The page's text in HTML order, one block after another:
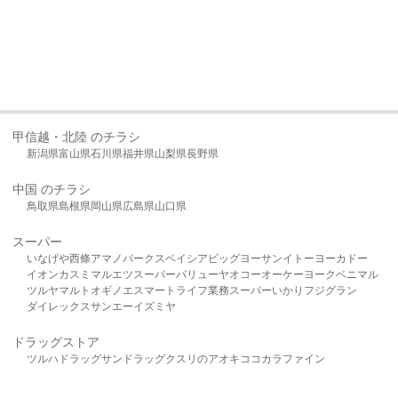
甲信越・北陸 のチラシ
新潟県富山県石川県福井県山梨県長野県
中国 のチラシ
鳥取県島根県岡山県広島県山口県
スーパー
いなげや西條アマノパークスベイシア ビッグヨーサンイトーヨーカドー
イオンカスミ マルエツスーパーバリューヤオコーオーケー ヨークベニマル
ツルヤマルト オギノ エスマート ライフ業務スーパーいかり フジグラン
ダイレックスサンエーイズミヤ
ドラッグストア
ツルハドラッグサンドラッグクスリのアオキ ココカラファイン